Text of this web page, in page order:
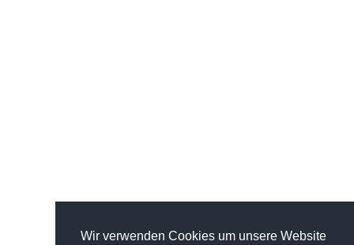
Wir verwenden Cookies um unsere Website